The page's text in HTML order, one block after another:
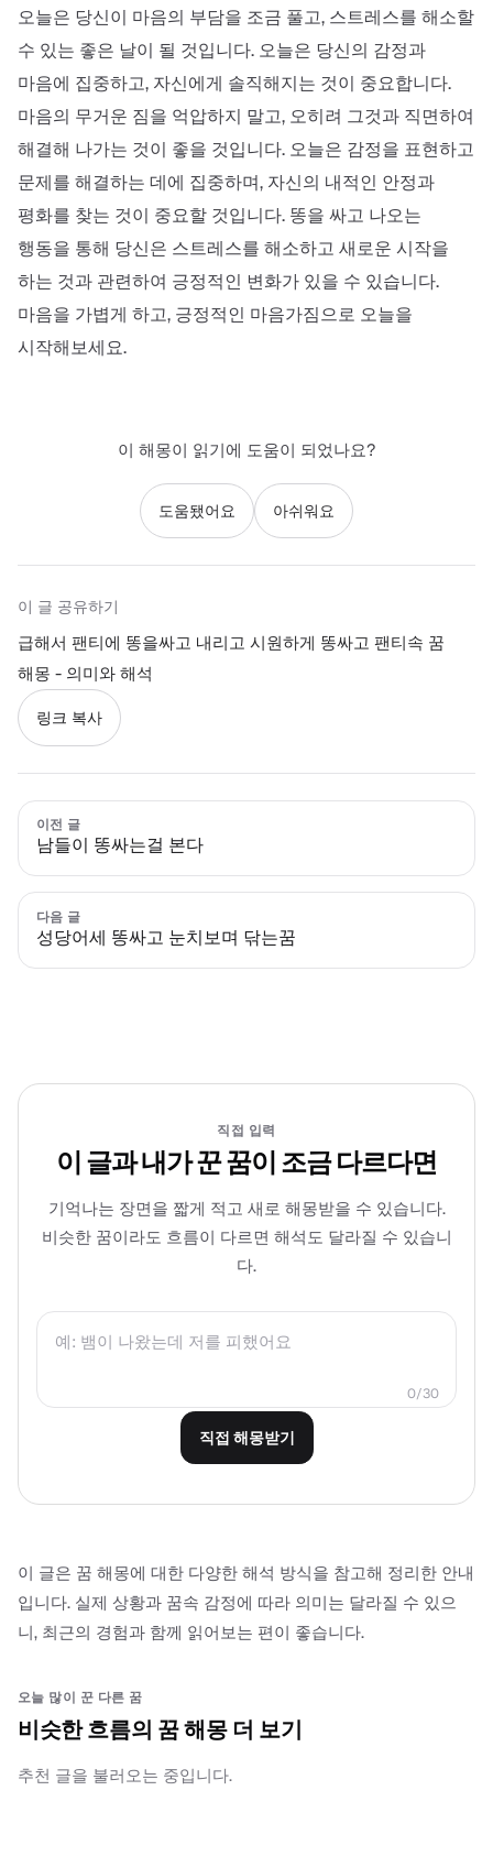
오늘은 당신이 마음의 부담을 조금 풀고, 스트레스를 해소할
수 있는 좋은 날이 될 것입니다. 오늘은 당신의 감정과
마음에 집중하고, 자신에게 솔직해지는 것이 중요합니다.
마음의 무거운 짐을 억압하지 말고, 오히려 그것과 직면하여
해결해 나가는 것이 좋을 것입니다. 오늘은 감정을 표현하고
문제를 해결하는 데에 집중하며, 자신의 내적인 안정과
평화를 찾는 것이 중요할 것입니다. 똥을 싸고 나오는
행동을 통해 당신은 스트레스를 해소하고 새로운 시작을
하는 것과 관련하여 긍정적인 변화가 있을 수 있습니다.
마음을 가볍게 하고, 긍정적인 마음가짐으로 오늘을
시작해보세요.
이 해몽이 읽기에 도움이 되었나요?
도움됐어요 아쉬워요
이 글 공유하기
급해서 팬티에 똥을싸고 내리고 시원하게 똥싸고 팬티속 꿈
해몽 - 의미와 해석
링크 복사
이전 글
남들이 똥싸는걸 본다
다음 글
성당어세 똥싸고 눈치보며 닦는꿈
직접 입력
이 글과 내가 꾼 꿈이 조금 다르다면
기억나는 장면을 짧게 적고 새로 해몽받을 수 있습니다.
비슷한 꿈이라도 흐름이 다르면 해석도 달라질 수 있습니
다.
0/30
직접 해몽받기
이 글은 꿈 해몽에 대한 다양한 해석 방식을 참고해 정리한 안내
입니다. 실제 상황과 꿈속 감정에 따라 의미는 달라질 수 있으
니, 최근의 경험과 함께 읽어보는 편이 좋습니다.
오늘 많이 꾼 다른 꿈
비슷한 흐름의 꿈 해몽 더 보기
추천 글을 불러오는 중입니다.